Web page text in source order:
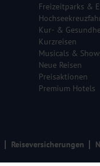
Freizeitparks &
Kur- &
Kurzreisen
Musicals &
Neue Reisen
Preisaktionen
Premium Hotels
Reiseversicherungen